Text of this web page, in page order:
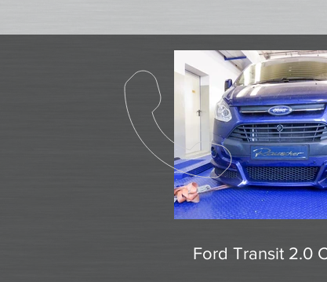
Ford Transit 2.0